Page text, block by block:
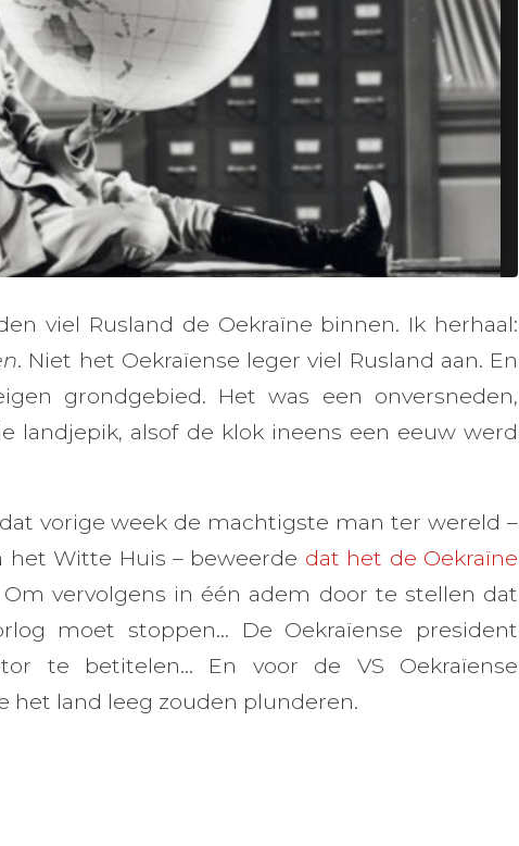
viel Rusland de Oekraïne binnen. Ik herhaal:
. Niet het Oekraïense leger viel Rusland aan. En
grondgebied. Het was een onversneden,
landjepik, alsof de klok ineens een eeuw werd
vorige week de machtigste man ter wereld –
het Witte Huis – beweerde dat het de Oekraïne
Om vervolgens in één adem door te stellen dat
moet stoppen… De Oekraïense president
te betitelen… En voor de VS Oekraïense
het land leeg zouden plunderen.